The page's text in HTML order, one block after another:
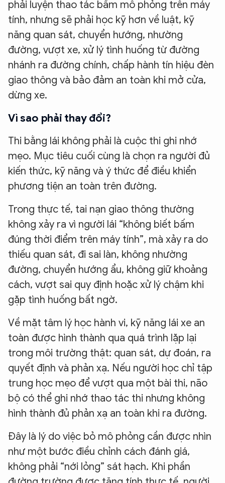
phải luyện thao tác bấm mô phỏng trên máy
tính, nhưng sẽ phải học kỹ hơn về luật, kỹ
năng quan sát, chuyển hướng, nhường
đường, vượt xe, xử lý tình huống từ đường
nhánh ra đường chính, chấp hành tín hiệu đèn
giao thông và bảo đảm an toàn khi mở cửa,
dừng xe.
Vì sao phải thay đổi?
Thi bằng lái không phải là cuộc thi ghi nhớ
mẹo. Mục tiêu cuối cùng là chọn ra người đủ
kiến thức, kỹ năng và ý thức để điều khiển
phương tiện an toàn trên đường.
Trong thực tế, tai nạn giao thông thường
không xảy ra vì người lái “không biết bấm
đúng thời điểm trên máy tính”, mà xảy ra do
thiếu quan sát, đi sai làn, không nhường
đường, chuyển hướng ẩu, không giữ khoảng
cách, vượt sai quy định hoặc xử lý chậm khi
gặp tình huống bất ngờ.
Về mặt tâm lý học hành vi, kỹ năng lái xe an
toàn được hình thành qua quá trình lặp lại
trong môi trường thật: quan sát, dự đoán, ra
quyết định và phản xạ. Nếu người học chỉ tập
trung học mẹo để vượt qua một bài thi, não
bộ có thể ghi nhớ thao tác thi nhưng không
hình thành đủ phản xạ an toàn khi ra đường.
Đây là lý do việc bỏ mô phỏng cần được nhìn
như một bước điều chỉnh cách đánh giá,
không phải “nới lỏng” sát hạch. Khi phần